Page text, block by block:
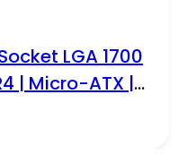
LGA 1700
| Micro-ATX |